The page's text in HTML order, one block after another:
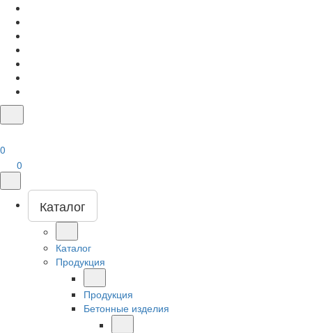
0
0
Каталог
Каталог
Продукция
Продукция
Бетонные изделия